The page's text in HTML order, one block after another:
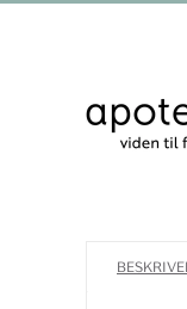
Du er her: